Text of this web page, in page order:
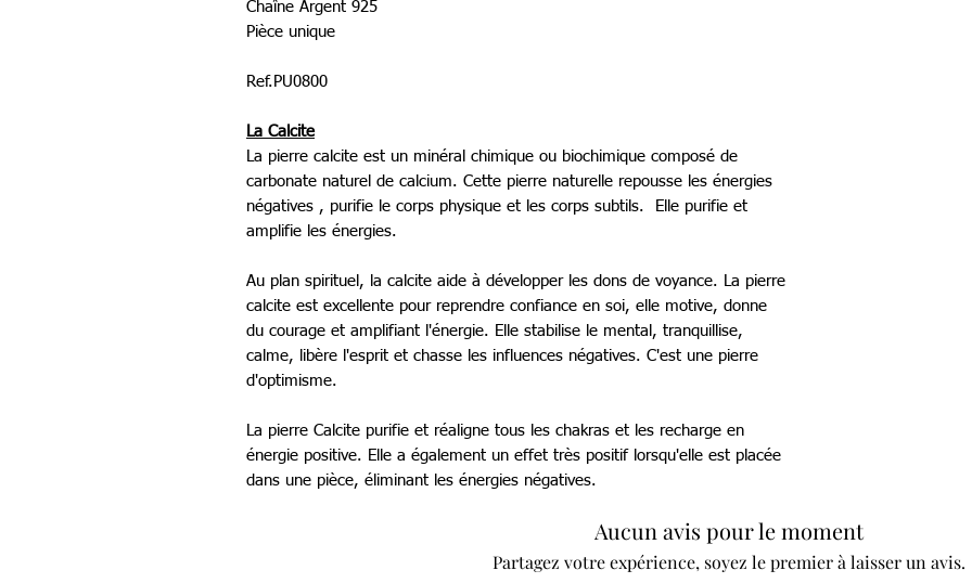
Chaîne Argent 925
Pièce unique
Ref.PU0800
La Calcite
La pierre calcite est un minéral chimique ou biochimique composé de
carbonate naturel de calcium. Cette pierre naturelle repousse les énergies
négatives , purifie le corps physique et les corps subtils. Elle purifie et
amplifie les énergies.
Au plan spirituel, la calcite aide à développer les dons de voyance. La pierre
calcite est excellente pour reprendre confiance en soi, elle motive, donne
du courage et amplifiant l'énergie. Elle stabilise le mental, tranquillise,
calme, libère l'esprit et chasse les influences négatives. C'est une pierre
d'optimisme.
La pierre Calcite purifie et réaligne tous les chakras et les recharge en
énergie positive. Elle a également un effet très positif lorsqu'elle est placée
dans une pièce, éliminant les énergies négatives.
Aucun avis pour le moment
Partagez votre expérience, soyez le premier à laisser un avis.